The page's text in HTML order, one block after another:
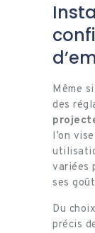
Même
des
l’on
variées
ses
Du
précis